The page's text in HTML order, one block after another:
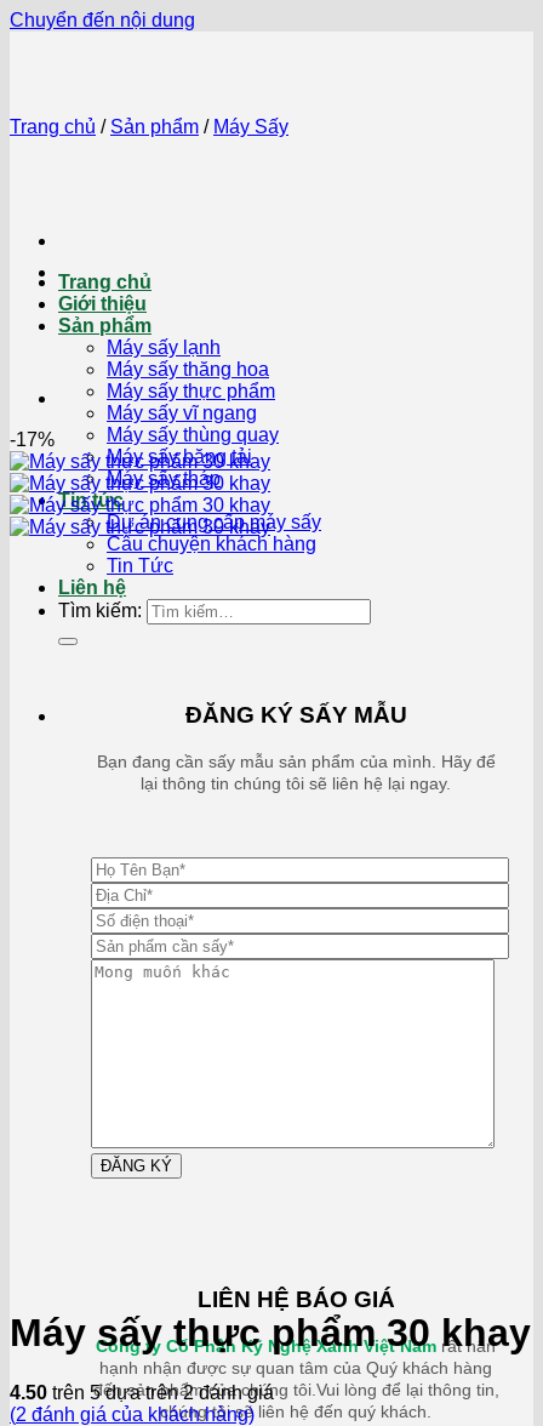
Chuyển đến nội dung
Trang chủ
Giới thiệu
Sản phẩm
Máy sấy lạnh
Máy sấy thăng hoa
Máy sấy thực phẩm
Máy sấy vĩ ngang
Máy sấy thùng quay
Máy sấy băng tải
Máy sấy tháp
Tin tức
Dự án cung cấp máy sấy
Câu chuyện khách hàng
Tin Tức
Liên hệ
Tìm kiếm:
ĐĂNG KÝ SẤY MẪU
Bạn đang cần sấy mẫu sản phẩm của mình. Hãy để
lại thông tin chúng tôi sẽ liên hệ lại ngay.
LIÊN HỆ BÁO GIÁ
Công ty Cổ Phần Kỹ Nghệ Xanh Việt Nam rất hân
hạnh nhận được sự quan tâm của Quý khách hàng
đến sản phẩm của chúng tôi.Vui lòng để lại thông tin,
chúng tôi sẽ liên hệ đến quý khách.
Trang chủ / Sản phẩm / Máy Sấy
-17%
Máy sấy thực phẩm 30 khay
4.50 trên 5 dựa trên2đánh giá
(2 đánh giá của khách hàng)